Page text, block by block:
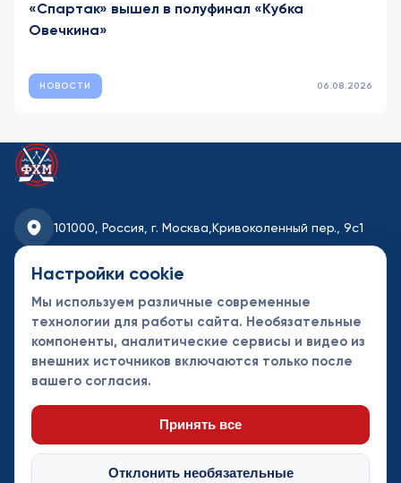
«Спартак» вышел в полуфинал «Кубка
Овечкина»
НОВОСТИ 06.08.2026
101000, Россия, г. Москва, Кривоколенный пер., 9с1
fhmoscow@mail.ru
8-495-621-35-95
Новости
Турниры
Контакты
партнеры
Настройки cookie
Мы используем различные современные
технологии для работы сайта. Необязательные
компоненты, аналитические сервисы и видео из
внешних источников включаются только после
вашего согласия.
Принять все
Отклонить необязательные